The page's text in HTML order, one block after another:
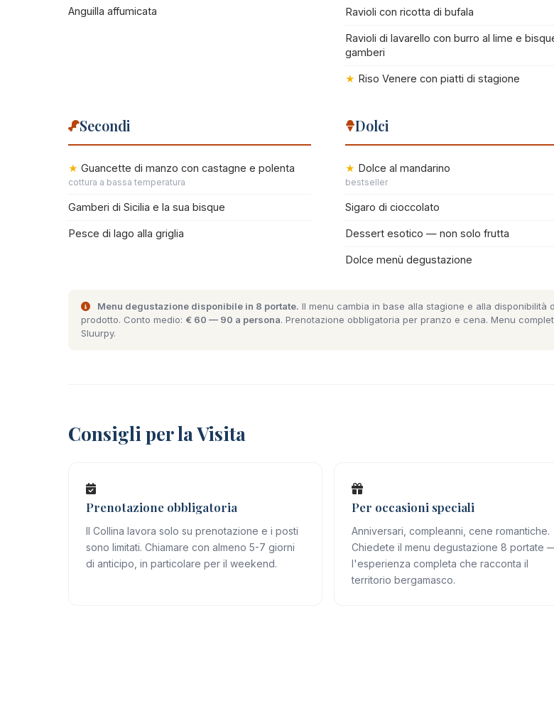
Anguilla affumicata Ravioli con ricotta di bufala
Ravioli di lavarello con burro al lime e
gamberi
Riso Venere con piatti di stagione
Secondi
Guancette di manzo con castagne e polenta
cottura a bassa temperatura
Gamberi di Sicilia e la sua bisque
Pesce di lago alla griglia
Dolci
Dolce al mandarino
bestseller
Sigaro di cioccolato
Dessert esotico — non solo frutta
Dolce menù degustazione
Menu degustazione disponibile in 8 portate. Il menu cambia in base alla stagione e alla disponibilità
prodotto. Conto medio: € 60 — 90 a persona. Prenotazione obbligatoria per pranzo e cena. Menu
Sluurpy.
Consigli per la Visita
Prenotazione obbligatoria
Il Collina lavora solo su prenotazione e i posti
sono limitati. Chiamare con almeno 5-7 giorni
di anticipo, in particolare per il weekend.
Per occasioni speciali
Anniversari, compleanni, cene romantiche.
Chiedete il menu degustazione 8 portate
l'esperienza completa che racconta il
territorio bergamasco.